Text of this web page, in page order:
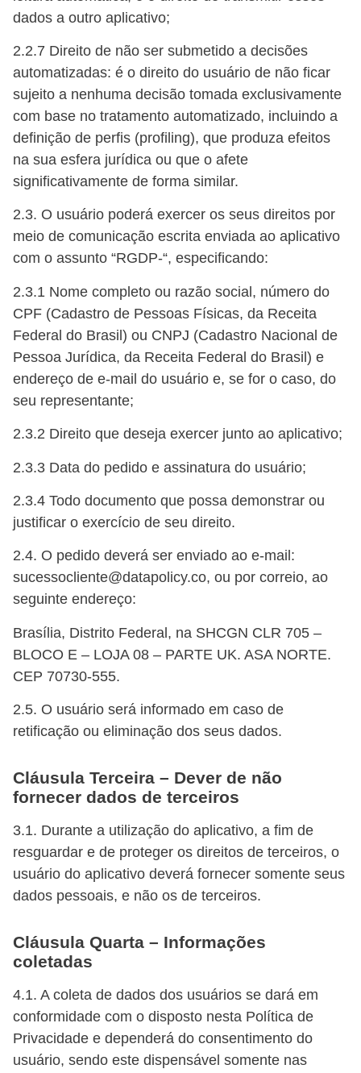
dados a outro aplicativo;
2.2.7 Direito de não ser submetido a decisões
automatizadas: é o direito do usuário de não ficar
sujeito a nenhuma decisão tomada exclusivamente
com base no tratamento automatizado, incluindo a
definição de perfis (profiling), que produza efeitos
na sua esfera jurídica ou que o afete
significativamente de forma similar.
2.3. O usuário poderá exercer os seus direitos por
meio de comunicação escrita enviada ao aplicativo
com o assunto “RGDP-“, especificando:
2.3.1 Nome completo ou razão social, número do
CPF (Cadastro de Pessoas Físicas, da Receita
Federal do Brasil) ou CNPJ (Cadastro Nacional de
Pessoa Jurídica, da Receita Federal do Brasil) e
endereço de e-mail do usuário e, se for o caso, do
seu representante;
2.3.2 Direito que deseja exercer junto ao aplicativo;
2.3.3 Data do pedido e assinatura do usuário;
2.3.4 Todo documento que possa demonstrar ou
justificar o exercício de seu direito.
2.4. O pedido deverá ser enviado ao e-mail:
sucessocliente@datapolicy.co, ou por correio, ao
seguinte endereço:
Brasília, Distrito Federal, na SHCGN CLR 705 –
BLOCO E – LOJA 08 – PARTE UK. ASA NORTE.
CEP 70730-555.
2.5. O usuário será informado em caso de
retificação ou eliminação dos seus dados.
Cláusula Terceira – Dever de não
fornecer dados de terceiros
3.1. Durante a utilização do aplicativo, a fim de
resguardar e de proteger os direitos de terceiros, o
usuário do aplicativo deverá fornecer somente seus
dados pessoais, e não os de terceiros.
Cláusula Quarta – Informações
coletadas
4.1. A coleta de dados dos usuários se dará em
conformidade com o disposto nesta Política de
Privacidade e dependerá do consentimento do
usuário, sendo este dispensável somente nas